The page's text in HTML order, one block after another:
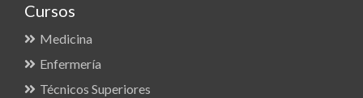
Cursos
Medicina
Enfermería
Técnicos Superiores